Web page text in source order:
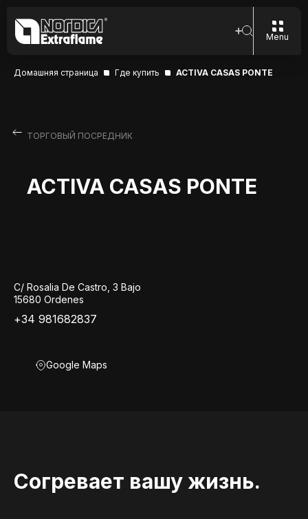
Menu
Домашняя страница Где купить ACTIVA CASAS PONTE
ТОРГОВЫЙ ПОСРЕДНИК
ACTIVA CASAS PONTE
C/ Rosalia De Castro, 3 Bajo
15680 Ordenes
+34 981682837
Google Maps
Согревает вашу жизнь.